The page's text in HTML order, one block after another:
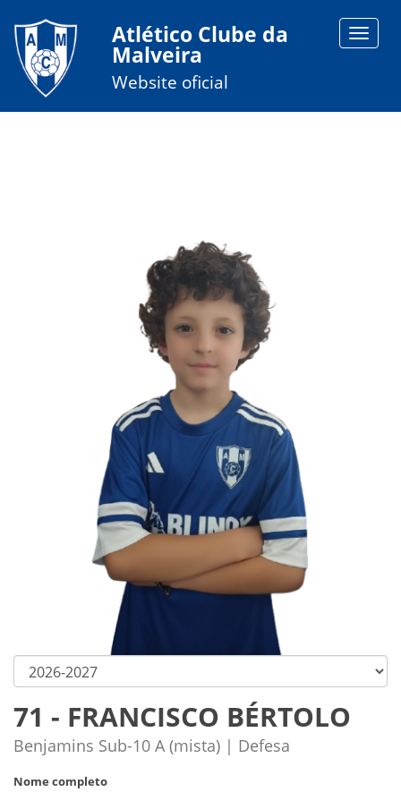
Toggle
Atlético Clube da
Malveira
Website oficial
71 - FRANCISCO BÉRTOLO
Benjamins Sub-10 A (mista) | Defesa
Nome completo